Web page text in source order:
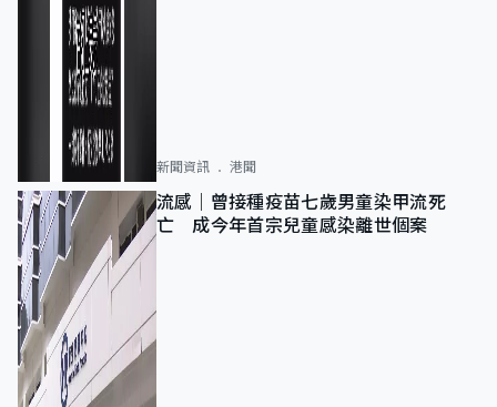
新聞資訊 港聞
流感｜曾接種疫苗七歲男童染甲流死
亡 成今年首宗兒童感染離世個案